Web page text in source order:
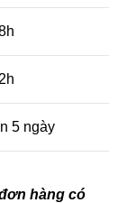
5 ngày
hàng có